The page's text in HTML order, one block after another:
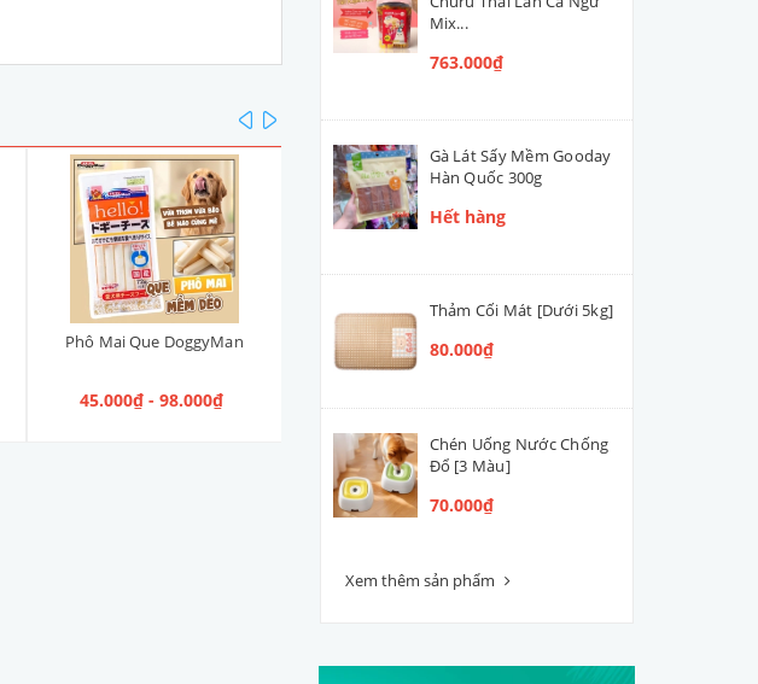
Phô Mai Que DoggyMan
45.000₫ - 98.000₫
Viên Cuộn Thịt Gà DoggyMan
95g
prev
Mix...
763.000₫
Gà Lát Sấy Mềm Gooday
Hàn Quốc 300g
Hết hàng
Thảm Cối Mát [Dưới 5kg]
80.000₫
Chén Uống Nước Chống
Đổ [3 Màu]
70.000₫
Xem thêm sản phẩm